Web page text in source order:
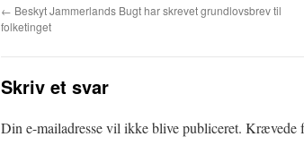
← Beskyt Jammerlands Bugt har skrevet grundlovsbrev til
folketinget
Skriv et svar
Din e-mailadresse vil ikke blive publiceret. Krævede